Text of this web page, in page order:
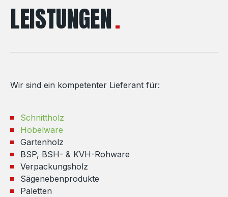
LEISTUNGEN
Wir sind ein kompetenter Lieferant für:
Schnittholz
Hobelware
Gartenholz
BSP, BSH- & KVH-Rohware
Verpackungsholz
Sägenebenprodukte
Paletten